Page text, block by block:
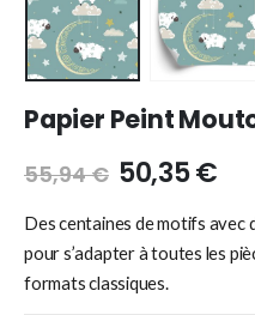
Papier Peint
55,94€ 50,35€
Des centaines de motifs
pour s’adapter à toutes les
formats classiques.